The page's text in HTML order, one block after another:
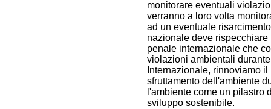
monitorare eventuali
verranno a loro volta
ad un eventuale
nazionale deve
penale internazionale che
violazioni ambientali
Internazionale, rinnoviamo
sfruttamento dell'ambiente
l'ambiente come un pilastro
sviluppo sostenibile.